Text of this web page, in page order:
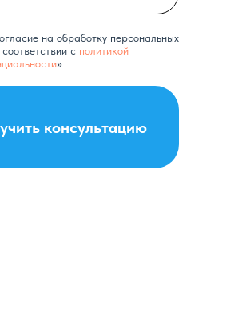
на обработку персональных
с политикой
»
консультацию